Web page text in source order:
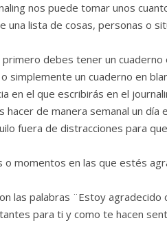
nos puede tomar unos
una lista de cosas, personas o
primero debes tener un
simplemente un cuaderno en
en el que escribirás en el
de manera semanal un día
fuera de distracciones para
o momentos en las que estés
las palabras ¨Estoy
para ti y como te hacen